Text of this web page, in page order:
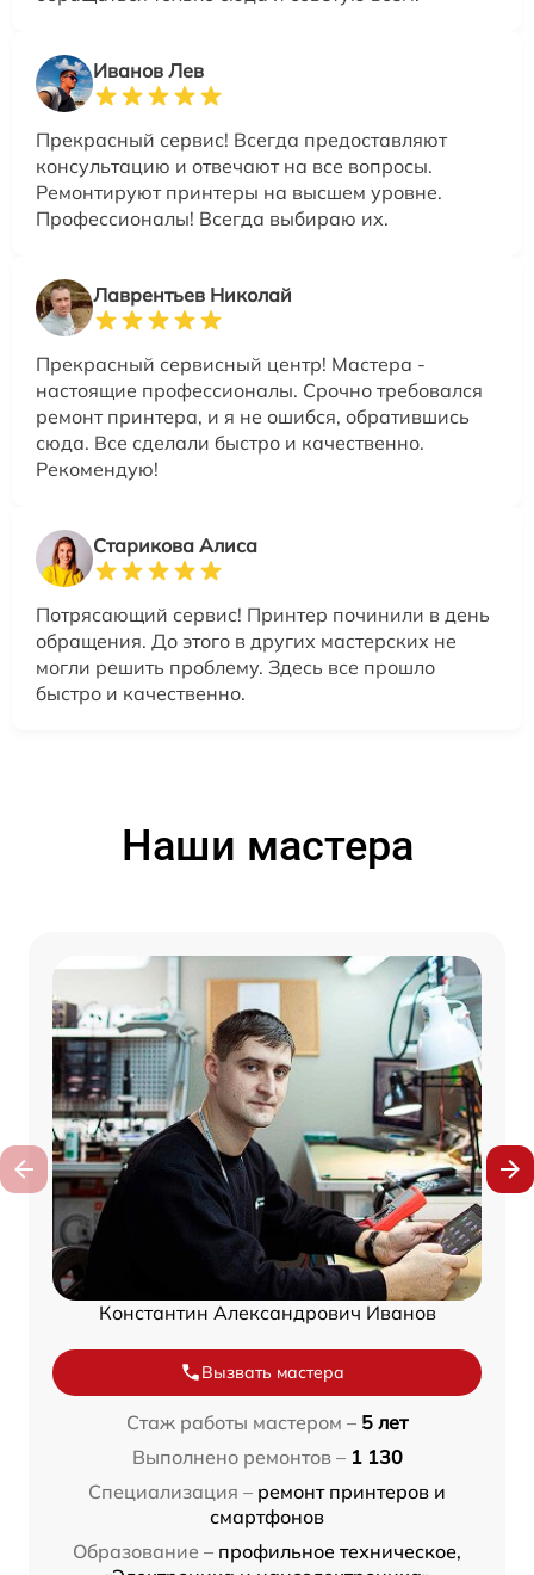
Иванов Лев
Прекрасный сервис! Всегда предоставляют
консультацию и отвечают на все вопросы.
Ремонтируют принтеры на высшем уровне.
Профессионалы! Всегда выбираю их.
Лаврентьев Николай
Прекрасный сервисный центр! Мастера -
настоящие профессионалы. Срочно требовался
ремонт принтера, и я не ошибся, обратившись
сюда. Все сделали быстро и качественно.
Рекомендую!
Старикова Алиса
Потрясающий сервис! Принтер починили в день
обращения. До этого в других мастерских не
могли решить проблему. Здесь все прошло
быстро и качественно.
Наши мастера
Константин Александрович Иванов
Вызвать мастера
Стаж работы мастером – 5 лет
Выполнено ремонтов – 1 130
Специализация – ремонт принтеров и
смартфонов
Образование – профильное техническое,